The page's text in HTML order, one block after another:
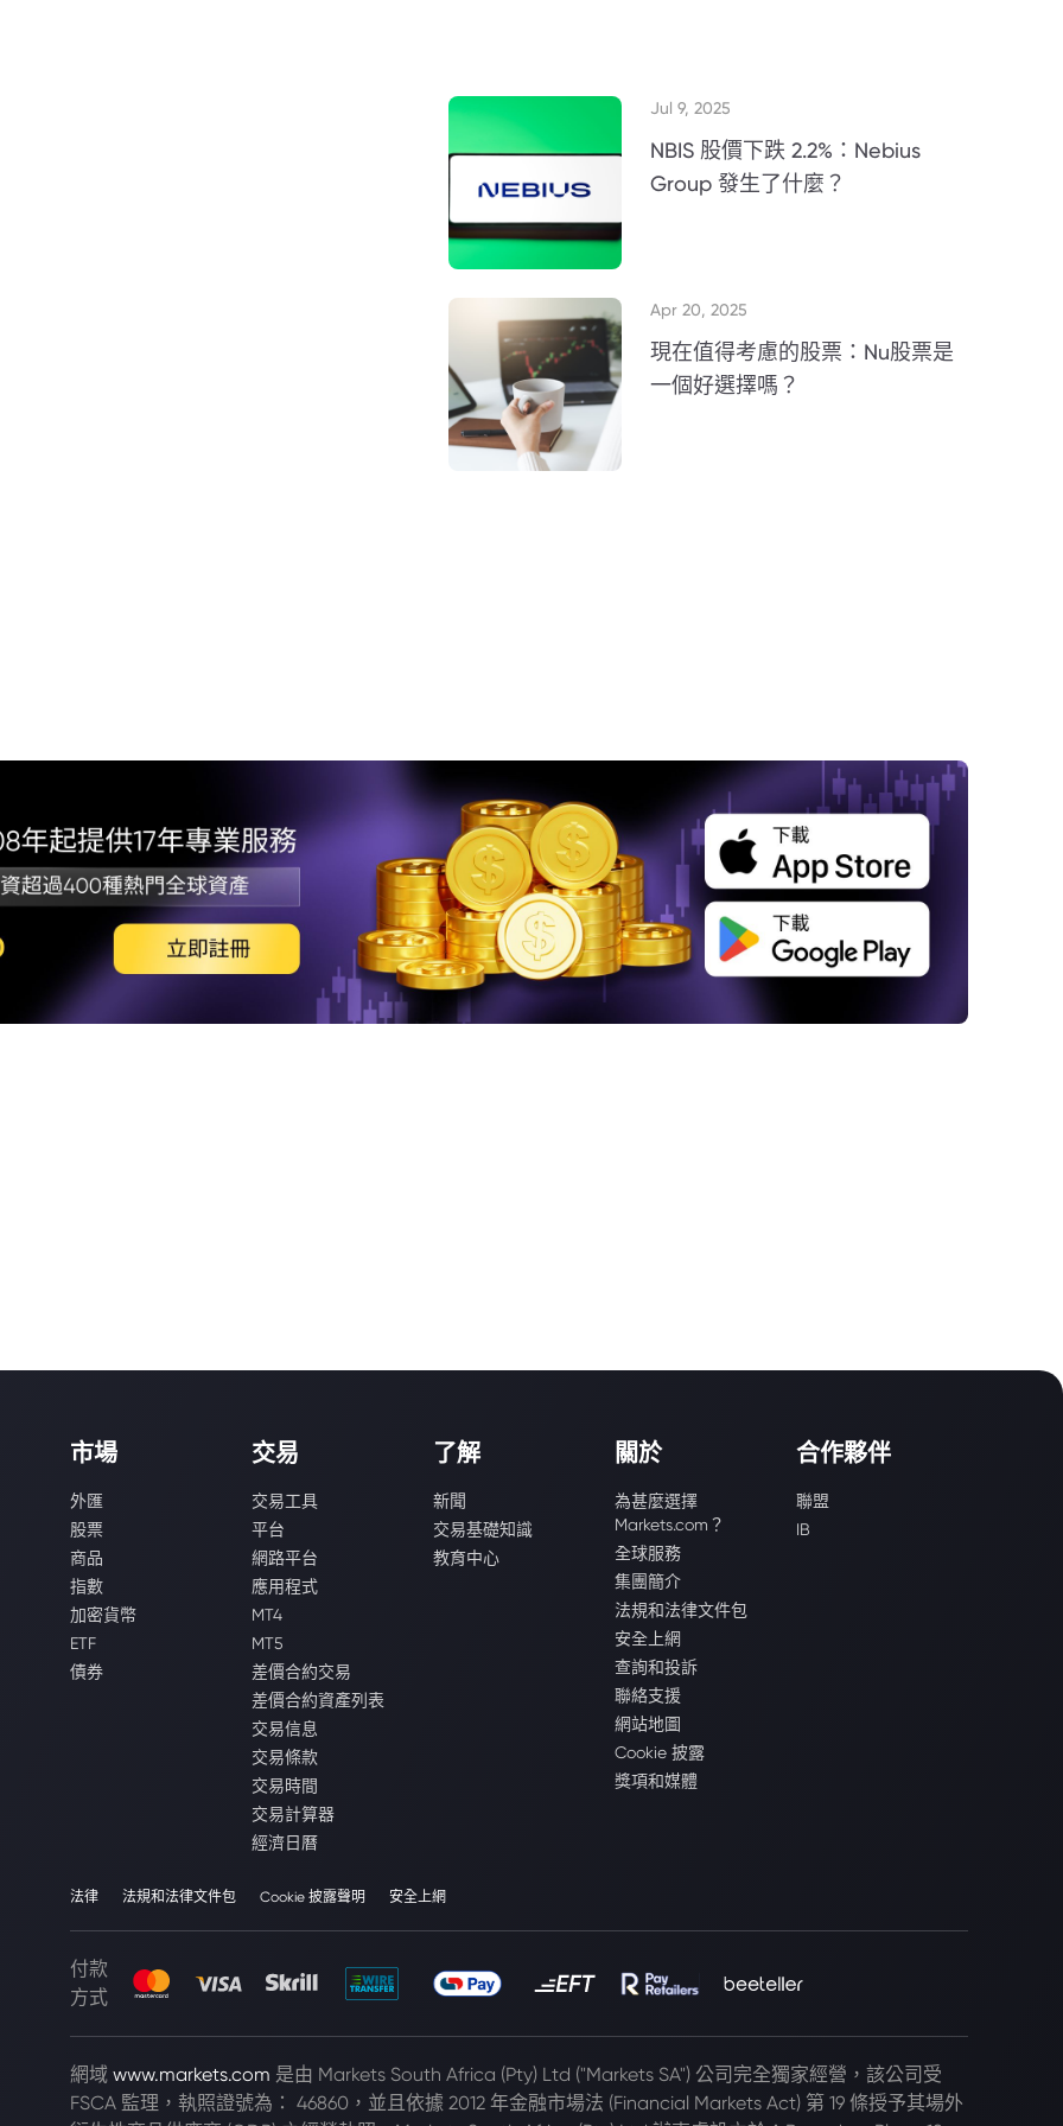
Jul 9, 2025
NBIS 股價下跌 2.2%：Nebius
Group 發生了什麼？
Apr 20, 2025
現在值得考慮的股票：Nu股票是
一個好選擇嗎？
市場
外匯
股票
商品
指數
加密貨幣
ETF
債券
交易
交易工具
平台
網路平台
應用程式
MT4
MT5
差價合約交易
差價合約資產列表
交易信息
交易條款
交易時間
交易計算器
經濟日曆
了解
新聞
交易基礎知識
教育中心
關於
為甚麼選擇
Markets.com？
全球服務
集團簡介
法規和法律文件包
安全上網
查詢和投訴
聯絡支援
網站地圖
Cookie 披露
獎項和媒體
合作夥伴
聯盟
IB
法律 法規和法律文件包 Cookie 披露聲明 安全上網
付款
方式
網域 www.markets.com 是由 Markets South Africa (Pty) Ltd ("Markets SA") 公司完全獨家經營，該公司受
FSCA 監理，執照證號為： 46860，並且依據 2012 年金融市場法 (Financial Markets Act) 第 19 條授予其場外